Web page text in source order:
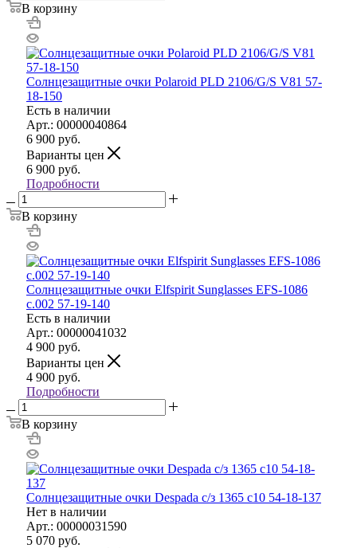
В корзину
Солнцезащитные очки Polaroid PLD 2106/G/S V81 57-
18-150
Есть в наличии
Арт.: 00000040864
6 900 руб.
Варианты цен
6 900 руб.
Подробности
В корзину
Солнцезащитные очки Elfspirit Sunglasses EFS-1086
c.002 57-19-140
Есть в наличии
Арт.: 00000041032
4 900 руб.
Варианты цен
4 900 руб.
Подробности
В корзину
Солнцезащитные очки Despada с/з 1365 с10 54-18-137
Нет в наличии
Арт.: 00000031590
5 070 руб.